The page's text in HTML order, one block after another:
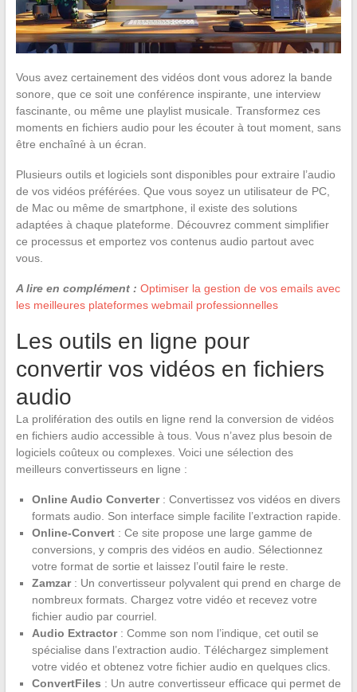
Vous avez certainement des vidéos dont vous adorez la bande
sonore, que ce soit une conférence inspirante, une interview
fascinante, ou même une playlist musicale. Transformez ces
moments en fichiers audio pour les écouter à tout moment, sans
être enchaîné à un écran.
Plusieurs outils et logiciels sont disponibles pour extraire l’audio
de vos vidéos préférées. Que vous soyez un utilisateur de PC,
de Mac ou même de smartphone, il existe des solutions
adaptées à chaque plateforme. Découvrez comment simplifier
ce processus et emportez vos contenus audio partout avec
vous.
A lire en complément : Optimiser la gestion de vos emails avec
les meilleures plateformes webmail professionnelles
Les outils en ligne pour
convertir vos vidéos en fichiers
audio
La prolifération des outils en ligne rend la conversion de vidéos
en fichiers audio accessible à tous. Vous n’avez plus besoin de
logiciels coûteux ou complexes. Voici une sélection des
meilleurs convertisseurs en ligne :
Online Audio Converter: Convertissez vos vidéos en divers
formats audio. Son interface simple facilite l’extraction rapide.
Online-Convert: Ce site propose une large gamme de
conversions, y compris des vidéos en audio. Sélectionnez
votre format de sortie et laissez l’outil faire le reste.
Zamzar: Un convertisseur polyvalent qui prend en charge de
nombreux formats. Chargez votre vidéo et recevez votre
fichier audio par courriel.
Audio Extractor: Comme son nom l’indique, cet outil se
spécialise dans l’extraction audio. Téléchargez simplement
votre vidéo et obtenez votre fichier audio en quelques clics.
ConvertFiles : Un autre convertisseur efficace qui permet de